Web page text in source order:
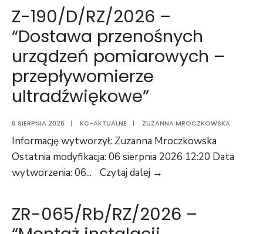
Z-190/D/RZ/2026 –
“Dostawa przenośnych
urządzeń pomiarowych –
przepływomierze
ultradźwiękowe”
6 SIERPNIA 2026 | KC-AKTUALNE | ZUZANNA MROCZKOWSKA
Informację wytworzył: Zuzanna Mroczkowska
Ostatnia modyfikacja: 06 sierpnia 2026 12:20 Data
wytworzenia: 06... Czytaj dalej →
“Dostawa
ZR-065/Rb/RZ/2026 –